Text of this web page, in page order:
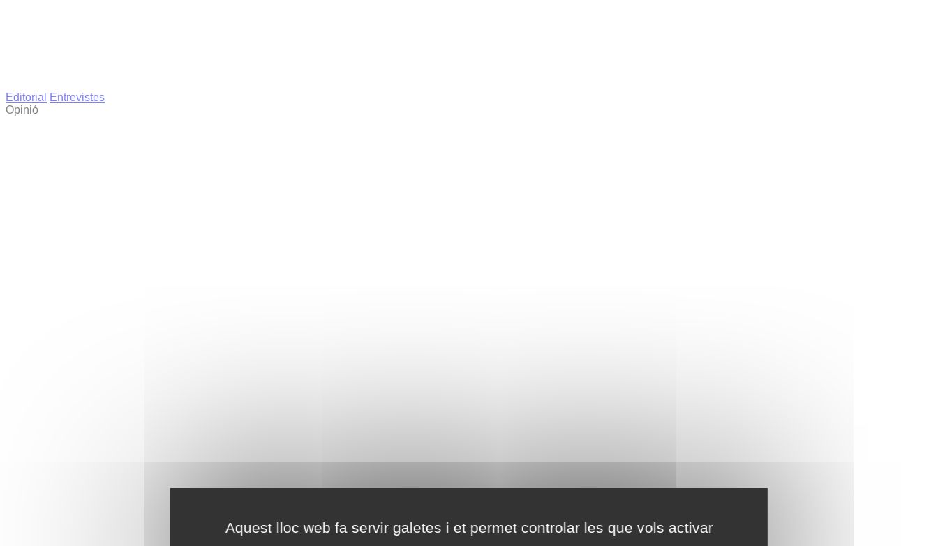
Aquest lloc web fa servir galetes i et permet controlar les que vols activar
Editorial
Entrevistes
Opinió